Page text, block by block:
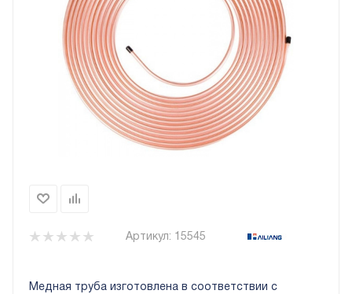
Артикул: 15545
Медная труба изготовлена в соответствии с